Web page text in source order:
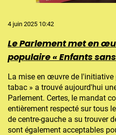
4 juin 2025 10:42
Le Parlement met en
populaire « Enfants
La mise en œuvre de
tabac » a trouvé aujourd'hui
Parlement. Certes, le mandat
entièrement respecté sur tous
de centre-gauche a su trouver
sont également acceptables